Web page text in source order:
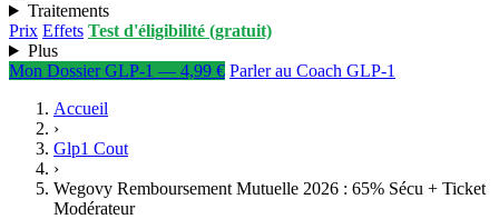
Traitements
Prix Effets Test d'éligibilité (gratuit)
Plus
Mon Dossier GLP-1 — 4,99 € Parler au Coach GLP-1
Accueil
›
Glp1 Cout
›
Wegovy Remboursement Mutuelle 2026 : 65% Sécu + Ticket
Modérateur